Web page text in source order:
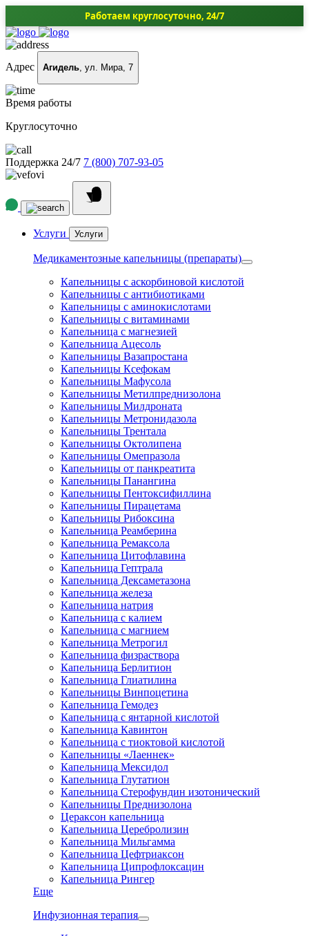
Работаем круглосуточно, 24/7
Адрес Агидель, ул. Мира, 7
Время работы
Круглосуточно
Поддержка 24/7 7 (800) 707-93-05
Услуги Услуги
Медикаментозные капельницы (препараты)
Капельницы с аскорбиновой кислотой
Капельницы с антибиотиками
Капельницы с аминокислотами
Капельницы с витаминами
Капельница с магнезией
Капельница Ацесоль
Капельницы Вазапростана
Капельницы Ксефокам
Капельницы Мафусола
Капельницы Метилпреднизолона
Капельницы Милдроната
Капельницы Метронидазола
Капельницы Трентала
Капельницы Октолипена
Капельницы Омепразола
Капельницы от панкреатита
Капельницы Панангина
Капельницы Пентоксифиллина
Капельницы Пирацетама
Капельницы Рибоксина
Капельница Реамберина
Капельница Ремаксола
Капельница Цитофлавина
Капельница Гептрала
Капельница Дексаметазона
Капельница железа
Капельница натрия
Капельница с калием
Капельница с магнием
Капельница Метрогил
Капельница физраствора
Капельница Берлитион
Капельница Глиатилина
Капельницы Винпоцетина
Капельница Гемодез
Капельница с янтарной кислотой
Капельница Кавинтон
Капельница с тиоктовой кислотой
Капельницы «Лаеннек»
Капельница Мексидол
Капельница Глутатион
Капельница Стерофундин изотонический
Капельницы Преднизолона
Цераксон капельница
Капельница Церебролизин
Капельница Мильгамма
Капельница Цефтриаксон
Капельница Ципрофлоксацин
Капельница Рингер
Еще
Инфузионная терапия